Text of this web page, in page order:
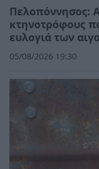
Πελοπόννησος:
κτηνοτρόφους
ευλογιά των
05/08/2026 19:30